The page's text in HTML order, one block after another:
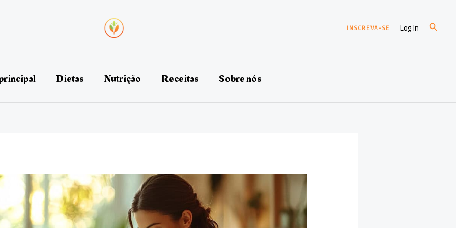
INSCREVA-SE Log In
Dietas Nutrição Receitas Sobre nós